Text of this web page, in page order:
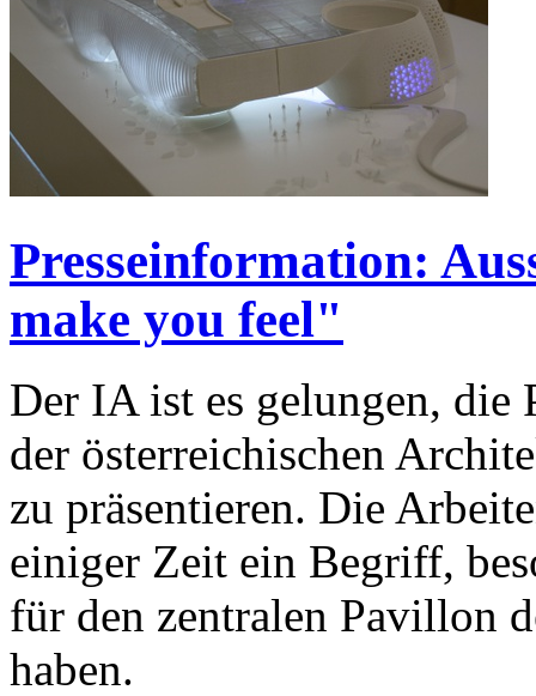
Presseinformation:
make you feel"
Der IA ist es gelungen, die
der österreichischen
zu präsentieren. Die
einiger Zeit ein Begriff,
für den zentralen Pavillon
haben.